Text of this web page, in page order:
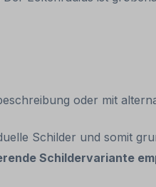
oder mit
Schilder und somit
Schildervariante